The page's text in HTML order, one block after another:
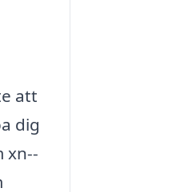
att
dig
xn--